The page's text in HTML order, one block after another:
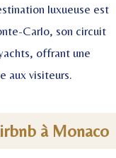
luxueuse est
Carlo, son circuit
offrant une
aux visiteurs.
à Monaco